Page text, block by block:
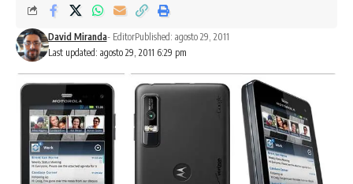
Last updated: agosto 29, 2011 6:29 pm
David Miranda- EditorPublished: agosto 29, 2011